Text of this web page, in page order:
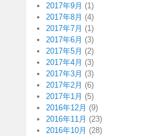
2017年9月 (1)
2017年8月 (4)
2017年7月 (1)
2017年6月 (3)
2017年5月 (2)
2017年4月 (3)
2017年3月 (3)
2017年2月 (6)
2017年1月 (5)
2016年12月 (9)
2016年11月 (23)
2016年10月 (28)